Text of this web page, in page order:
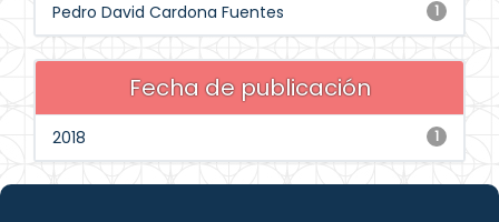
1
Pedro David Cardona Fuentes
Fecha de publicación
1
2018